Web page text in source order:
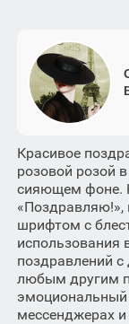
Красивое
розовой розой
сияющем фоне.
шрифтом с
использования
поздравлений
любым другим
эмоциональный
мессенджерах